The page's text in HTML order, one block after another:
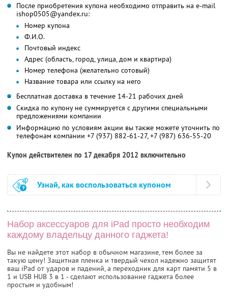
После приобретения купона необходимо отправить на e-mail
ishop0505@yandex.ru:
Номер купона
Ф.И.О.
Почтовый индекс
Адрес (область, город, улица, дом и квартира)
Номер телефона (желательно сотовый)
Название товара или ссылку на него
Бесплатная доставка в течение 14-21 рабочих дней
Скидка по купону не суммируется с другими специальными
предложениями компании
Информацию по условиям акции вы также можете уточнить по
телефонам компании +7 (937) 882-61-27, +7 (987) 636-55-20
Купон действителен по 17 декабря 2012 включительно
Узнай, как воспользоваться купоном
Набор аксессуаров для iPad просто необходим
каждому владельцу данного гаджета!
Вы не найдете этот набор в обычном магазине, тем более за
такую цену! Защитная пленка и твердый чехол надежно защитят
ваш iPad от ударов и падений, а переходник для карт памяти 5 в
1 и USB HUB 3 в 1 - сделают использование гаджета более
простым и удобным!